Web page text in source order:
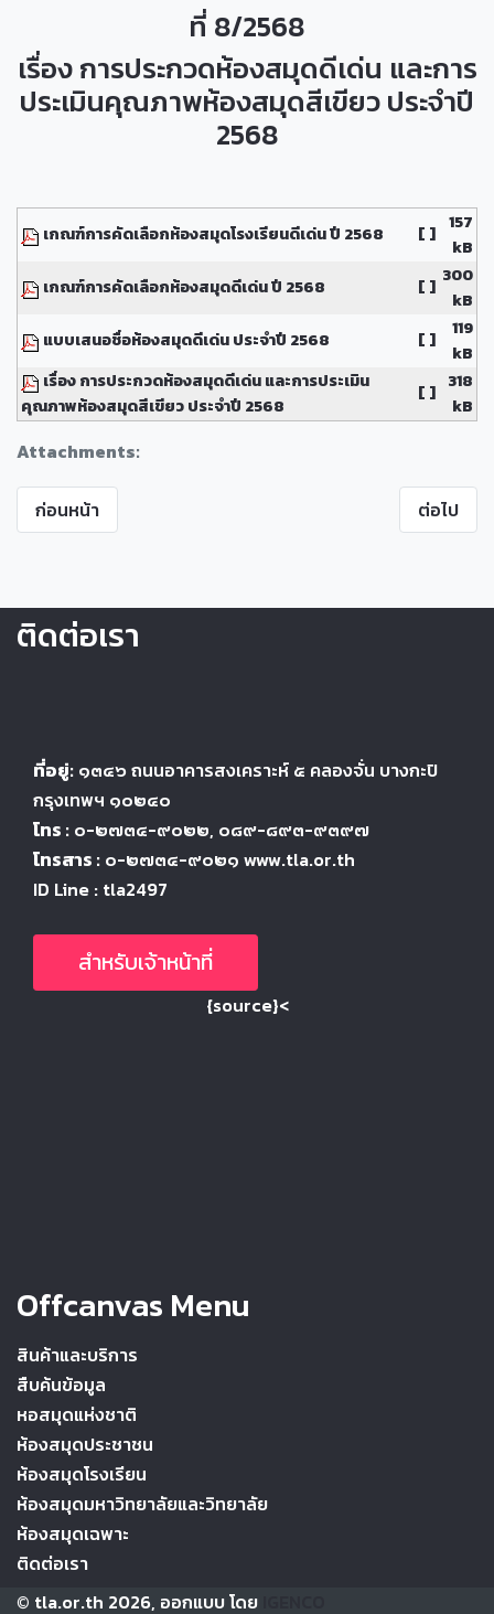
ที่ 8/2568
เรื่อง การประกวดห้องสมุดดีเด่น และการ
ประเมินคุณภาพห้องสมุดสีเขียว ประจำปี
2568
Attachments:
เกณฑ์การคัดเลือกห้องสมุดโรงเรียนดีเด่น ปี 2568 [ ] 157
kB
เกณฑ์การคัดเลือกห้องสมุดดีเด่น ปี 2568
[ ] 300
kB
แบบเสนอชื่อห้องสมุดดีเด่น ประจำปี 2568
[ ]
119
kB
เรื่อง การประกวดห้องสมุดดีเด่น และการประเมิน
คุณภาพห้องสมุดสีเขียว ประจำปี 2568
[ ] 318
kB
ก่อนหน้า ต่อไป
ติดต่อเรา
ที่อยู่: ๑๓๔๖ ถนนอาคารสงเคราะห์ ๕ คลองจั่น บางกะปิ
กรุงเทพฯ ๑๐๒๔๐
โทร : ๐-๒๗๓๔-๙๐๒๒, ๐๘๙-๘๙๓-๙๓๙๗
โทรสาร : ๐-๒๗๓๔-๙๐๒๑ www.tla.or.th
ID Line : tla2497
สำหรับเจ้าหน้าที่
{source}<
Offcanvas Menu
สินค้าและบริการ
สืบค้นข้อมูล
หอสมุดแห่งชาติ
ห้องสมุดประชาชน
ห้องสมุดโรงเรียน
ห้องสมุดมหาวิทยาลัยและวิทยาลัย
ห้องสมุดเฉพาะ
ติดต่อเรา
© tla.or.th 2026, ออกแบบ โดย